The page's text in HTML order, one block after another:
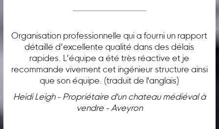
Organisation professionnelle qui a fourni un rapport
détaillé d’excellente qualité dans des délais
rapides. L’équipe a été très réactive et je
recommande vivement cet ingénieur structure ainsi
que son équipe. (traduit de l'anglais)
Heidi Leigh - Propriétaire d'un chateau médiéval à
vendre - Aveyron